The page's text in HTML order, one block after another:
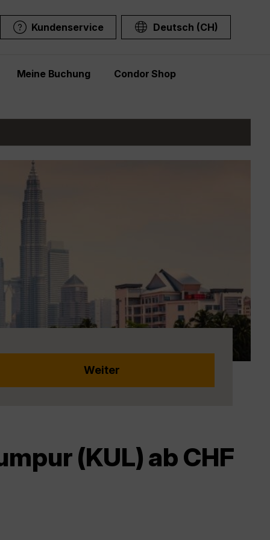
Kundenservice Deutsch (CH)
Meine Buchung Condor Shop
(KUL) ab CHF